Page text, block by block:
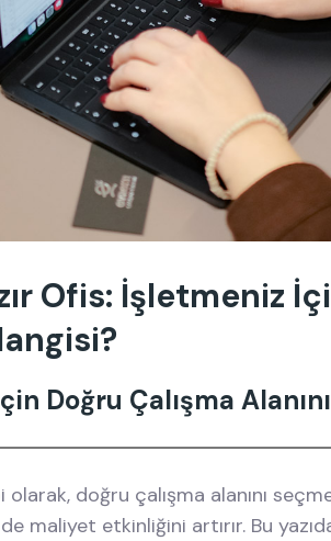
Ofis: İşletmeniz
Doğru Çalışma
doğru çalışma alanını
maliyet etkinliğini artırır. Bu